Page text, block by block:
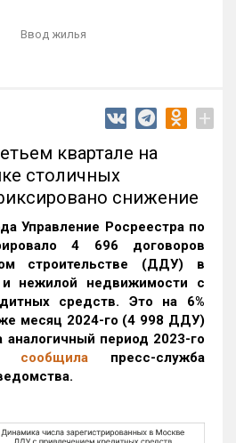
Ввод жилья
+
квартале на
столичных
снижение
Управление Росреестра по
4 696 договоров
строительстве (ДДУ) в
нежилой недвижимости с
средств. Это на 6%
месяц 2024-го (4 998 ДДУ)
аналогичный период 2023-го
сообщила пресс-служба